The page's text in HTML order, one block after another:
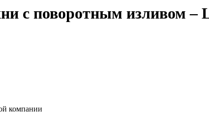
с поворотным изливом –
компании